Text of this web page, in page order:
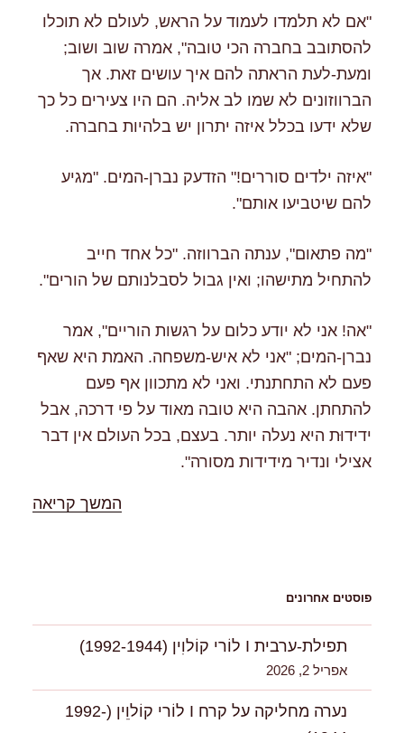
"אם לא תלמדו לעמוד על הראש, לעולם לא תוכלו
להסתובב בחברה הכי טובה", אמרה שוב ושוב;
ומעת-לעת הראתה להם איך עושים זאת. אך
הברווזונים לא שמו לב אליה. הם היו צעירים כל כך
שלא ידעו בכלל איזה יתרון יש בלהיות בחברה.
"איזה ילדים סוררים!" הזדעק נברן-המים. "מגיע
להם שיטביעו אותם".
"מה פתאום", ענתה הברווזה. "כל אחד חייב
להתחיל מתישהו; ואין גבול לסבלנותם של הורים".
"אה! אני לא יודע כלום על רגשות הוריים", אמר
נברן-המים; "אני לא איש-משפחה. האמת היא שאף
פעם לא התחתנתי. ואני לא מתכוון אף פעם
להתחתן. אהבה היא טובה מאוד על פי דרכה, אבל
ידידוּת היא נעלה יותר. בעצם, בכל העולם אין דבר
אצילי ונדיר מידידות מסורה".
המשך קריאה
פוסטים אחרונים
תפילת-ערבית I לוֹרי קוֹלוִין (1992-1944)
אפריל 2, 2026
נערה מחליקה על קרח I לוֹרי קוֹלוִִין (1992-